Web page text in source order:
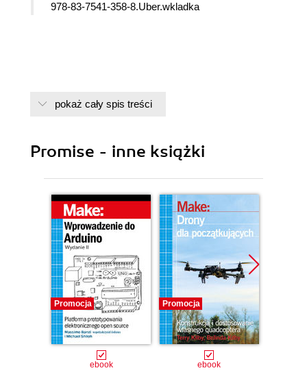
978-83-7541-358-8.Uber.wkladka
pokaż cały spis treści
Promise - inne książki
Promocja
ebook
Promocja
ebook